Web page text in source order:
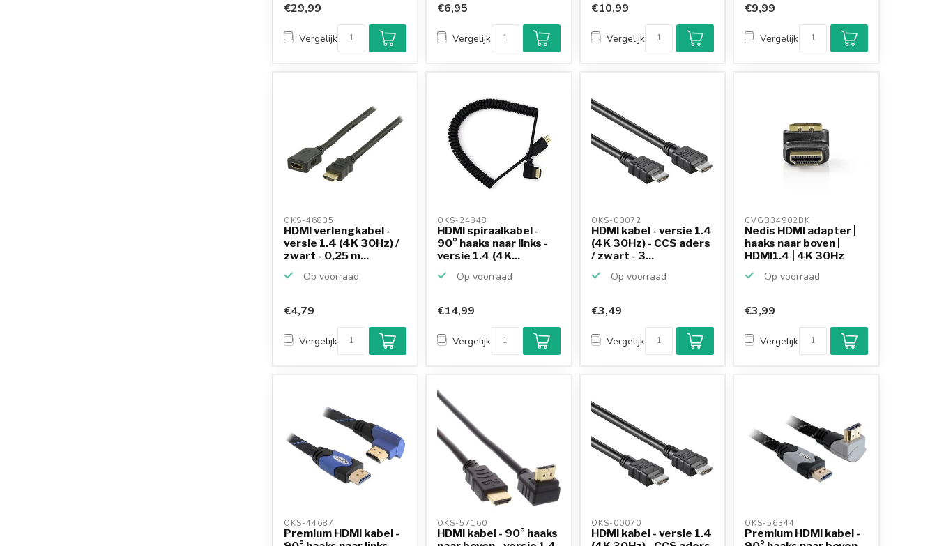
€29,99
Vergelijk
€6,95
Vergelijk
€10,99
Vergelijk
Klantenbeoordeling
9,2/10
Achteraf betalen
mogelijk
€9,99
Vergelijk
OKS-46835
HDMI verlengkabel -
versie 1.4 (4K 30Hz) /
zwart - 0,25 m...
Op voorraad
€4,79
Vergelijk
OKS-24348
HDMI spiraalkabel -
90° haaks naar links -
versie 1.4 (4K...
Op voorraad
€14,99
Vergelijk
OKS-00072
HDMI kabel - versie 1.4
(4K 30Hz) - CCS aders
/ zwart - 3...
Op voorraad
€3,49
Vergelijk
CVGB34902BK
Nedis HDMI adapter |
haaks naar boven |
HDMI1.4 | 4K 30Hz
Op voorraad
€3,99
Vergelijk
OKS-44687
Premium HDMI kabel -
OKS-57160
HDMI kabel - 90° haaks
OKS-00070
HDMI kabel - versie 1.4
OKS-56344
Premium HDMI kabel -